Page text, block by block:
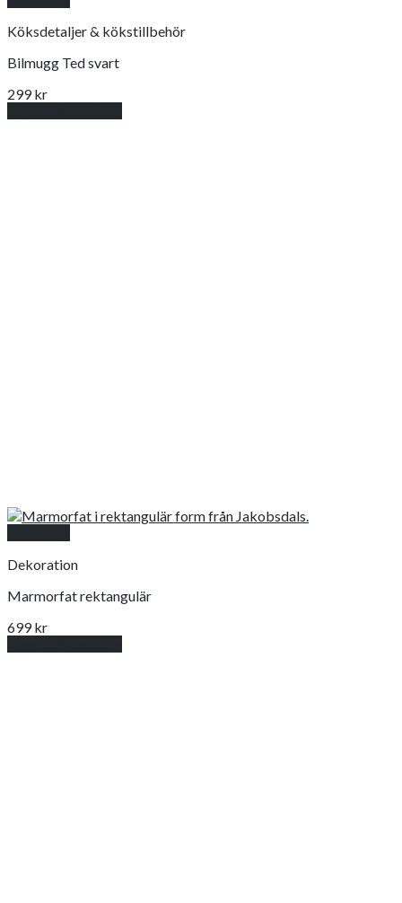
Köksdetaljer & kökstillbehör
Bilmugg Ted svart
299kr
Dekoration
Marmorfat rektangulär
699kr